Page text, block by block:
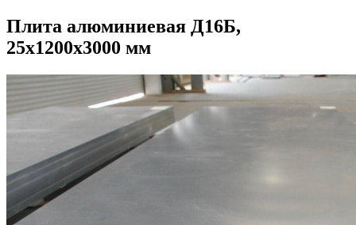
Плита алюминиевая Д16Б,
25х1200х3000 мм